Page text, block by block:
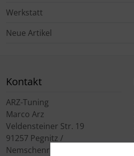
Werkstatt
Neue Artikel
Kontakt
ARZ-Tuning
Marco Arz
Veldensteiner Str. 19
91257 Pegnitz /
Nemschenreuth